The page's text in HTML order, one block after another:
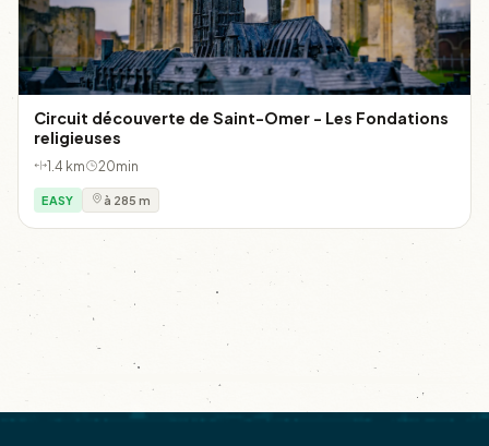
Circuit découverte de Saint-Omer - Les Fondations
religieuses
1.4 km 20min
EASY à 285 m